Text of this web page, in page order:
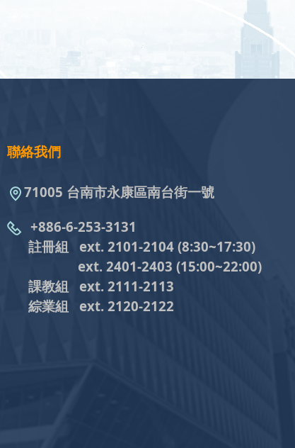
聯絡我們
71005 台南市永康區南台街一號
+886-6-253-3131
註冊組 ext. 2101-2104 (8:30~17:30)
ext. 2401-2403 (15:00~22:00)
課教組 ext. 2111-2113
綜業組
ext. 2120-2122